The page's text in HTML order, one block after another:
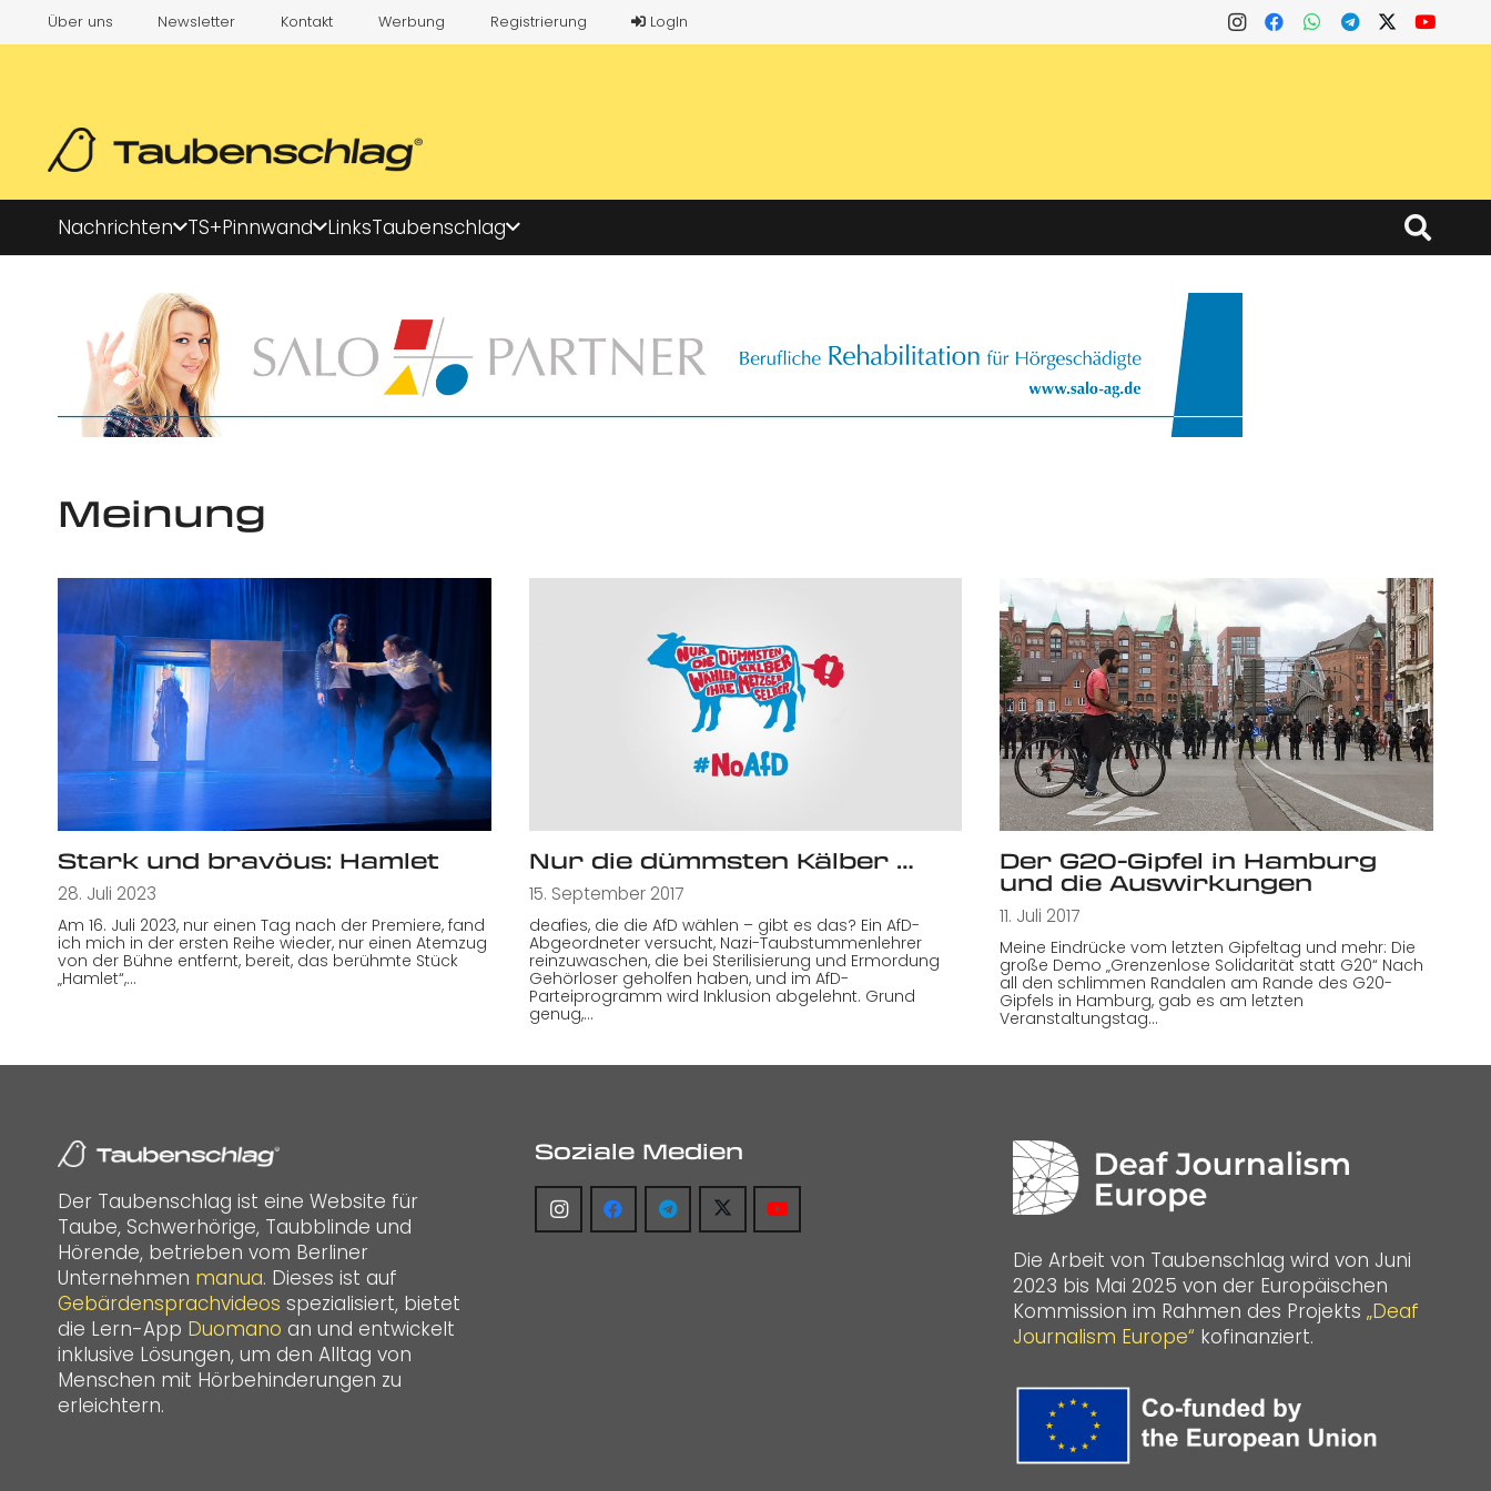
Über uns Newsletter Kontakt Werbung Registrierung LogIn
Nachrichten TS+Pinnwand LinksTaubenschlag
Meinung
Stark und bravöus: Hamlet
28. Juli 2023
Am 16. Juli 2023, nur einen Tag nach der Premiere, fand
ich mich in der ersten Reihe wieder, nur einen Atemzug
von der Bühne entfernt, bereit, das berühmte Stück
„Hamlet“,…
Nur die dümmsten Kälber …
15. September 2017
deafies, die die AfD wählen – gibt es das? Ein AfD-
Abgeordneter versucht, Nazi-Taubstummenlehrer
reinzuwaschen, die bei Sterilisierung und Ermordung
Gehörloser geholfen haben, und im AfD-
Parteiprogramm wird Inklusion abgelehnt. Grund
genug,…
Der G20-Gipfel in Hamburg
und die Auswirkungen
11. Juli 2017
Meine Eindrücke vom letzten Gipfeltag und mehr: Die
große Demo „Grenzenlose Solidarität statt G20“ Nach
all den schlimmen Randalen am Rande des G20-
Gipfels in Hamburg, gab es am letzten
Veranstaltungstag…
Der Taubenschlag ist eine Website für
Taube, Schwerhörige, Taubblinde und
Hörende, betrieben vom Berliner
Unternehmen manua. Dieses ist auf
Gebärdensprachvideos spezialisiert, bietet
die Lern-App Duomano an und entwickelt
inklusive Lösungen, um den Alltag von
Menschen mit Hörbehinderungen zu
erleichtern.
Soziale Medien
Die Arbeit von Taubenschlag wird von Juni
2023 bis Mai 2025 von der Europäischen
Kommission im Rahmen des Projekts „Deaf
Journalism Europe“ kofinanziert.